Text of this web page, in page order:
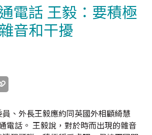
電話 王毅：要積極
音和干擾
、外長王毅應約同英國外相顧綺慧
電話。 王毅說，對於時而出現的雜音